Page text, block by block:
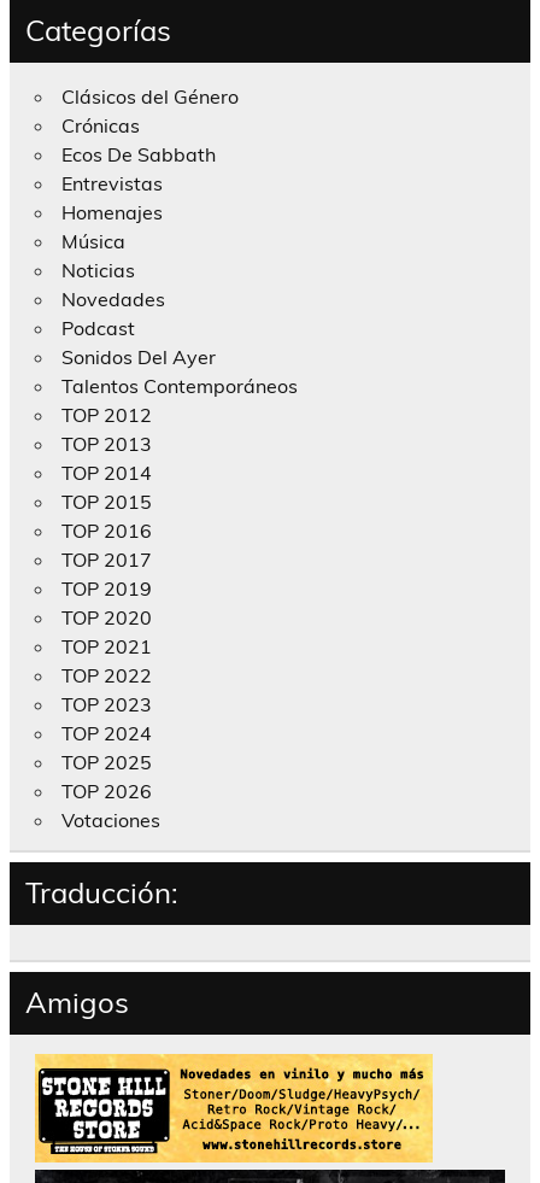
Categorías
Clásicos del Género
Crónicas
Ecos De Sabbath
Entrevistas
Homenajes
Música
Noticias
Novedades
Podcast
Sonidos Del Ayer
Talentos Contemporáneos
TOP 2012
TOP 2013
TOP 2014
TOP 2015
TOP 2016
TOP 2017
TOP 2019
TOP 2020
TOP 2021
TOP 2022
TOP 2023
TOP 2024
TOP 2025
TOP 2026
Votaciones
Traducción:
Amigos